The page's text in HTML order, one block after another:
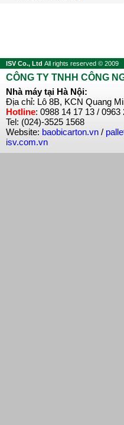
ISV Co., Ltd All rights reserved © 2009
CÔNG TY TNHH CÔNG
Nhà máy tại Hà Nội:
Địa chỉ: Lô 8B, KCN Quang
Hotline: 0988 14 17 13 /
Tel: (024)-3525 1568
Website: baobicarton.vn /
isv.com.vn